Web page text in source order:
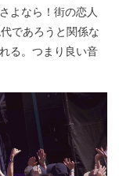
よなら！街の恋人
であろうと関係な
る。つまり良い音